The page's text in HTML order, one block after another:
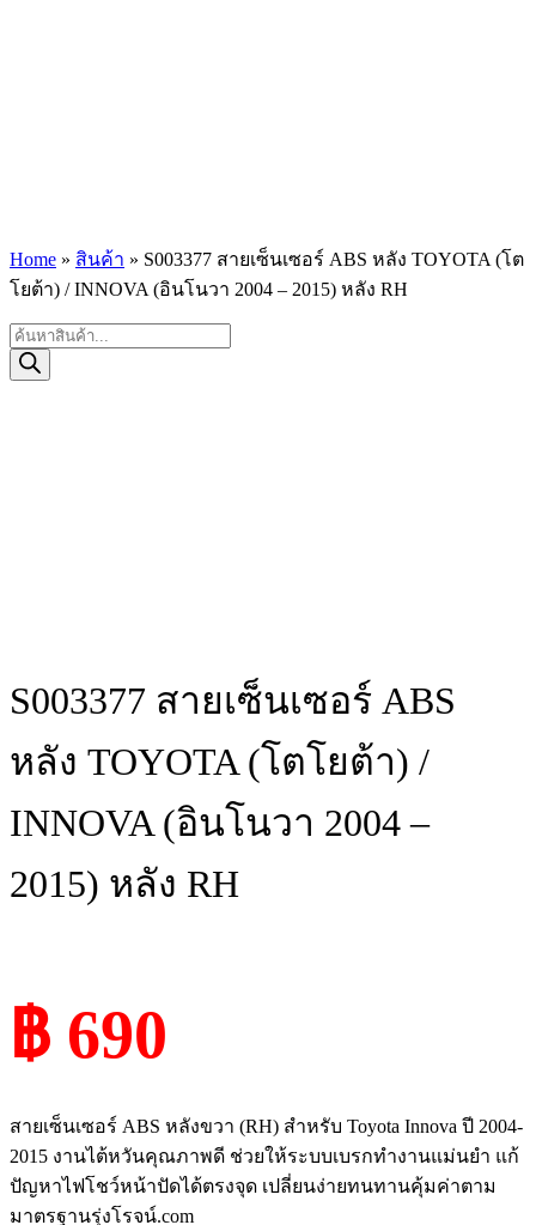
Home » สินค้า » S003377 สายเซ็นเซอร์ ABS หลัง TOYOTA (โต
โยต้า) / INNOVA (อินโนวา 2004 – 2015) หลัง RH
Products
search
S003377 สายเซ็นเซอร์ ABS
หลัง TOYOTA (โตโยต้า) /
INNOVA (อินโนวา 2004 –
2015) หลัง RH
฿ 690
สายเซ็นเซอร์ ABS หลังขวา (RH) สำหรับ Toyota Innova ปี 2004-
2015 งานไต้หวันคุณภาพดี ช่วยให้ระบบเบรกทำงานแม่นยำ แก้
ปัญหาไฟโชว์หน้าปัดได้ตรงจุด เปลี่ยนง่ายทนทานคุ้มค่าตาม
มาตรฐานรุ่งโรจน์.com